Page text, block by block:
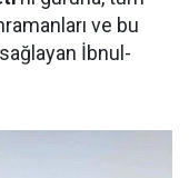
ve bu
İbnul-